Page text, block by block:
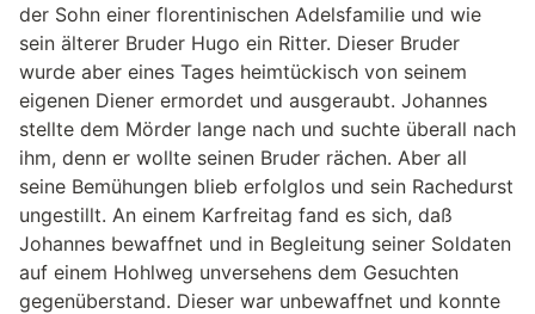
der Sohn einer florentinischen Adelsfamilie und wie
sein älterer Bruder Hugo ein Ritter. Dieser Bruder
wurde aber eines Tages heimtückisch von seinem
eigenen Diener ermordet und ausgeraubt. Johannes
stellte dem Mörder lange nach und suchte überall nach
ihm, denn er wollte seinen Bruder rächen. Aber all
seine Bemühungen blieb erfolglos und sein Rachedurst
ungestillt. An einem Karfreitag fand es sich, daß
Johannes bewaffnet und in Begleitung seiner Soldaten
auf einem Hohlweg unversehens dem Gesuchten
gegenüberstand. Dieser war unbewaffnet und konnte